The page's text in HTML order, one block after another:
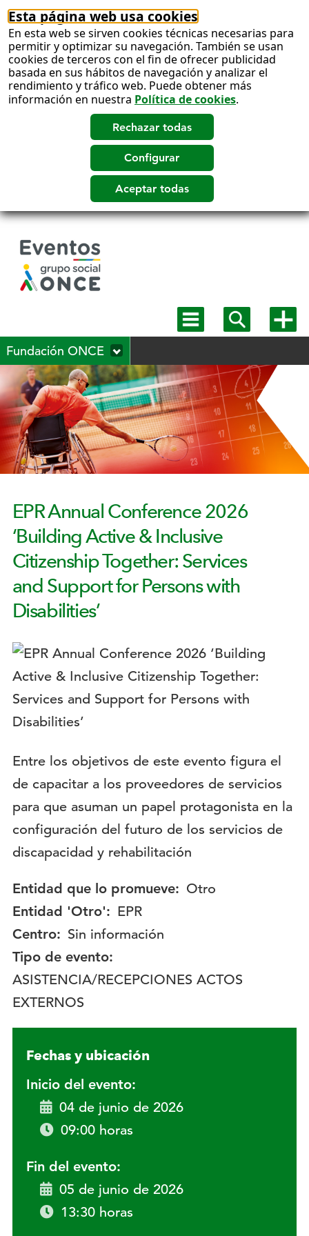
Esta página web usa cookies
En esta web se sirven cookies técnicas necesarias para
permitir y optimizar su navegación. También se usan
cookies de terceros con el fin de ofrecer publicidad
basada en sus hábitos de navegación y analizar el
rendimiento y tráfico web. Puede obtener más
información en nuestra Política de cookies.
Mostrar
menú
Mostrar
buscadormás
Fundación ONCE
EPR Annual Conference 2026
‘Building Active & Inclusive
Citizenship Together: Services
and Support for Persons with
Disabilities’
Logotipo:
Descripción:
Entre los objetivos de este evento figura el
de capacitar a los proveedores de servicios
para que asuman un papel protagonista en la
configuración del futuro de los servicios de
discapacidad y rehabilitación
Entidad que lo promueve: Otro
Entidad 'Otro': EPR
Centro: Sin información
Tipo de evento:
ASISTENCIA/RECEPCIONES ACTOS
EXTERNOS
Fechas y ubicación
Inicio del evento:
04 de junio de 2026
09:00 horas
Fin del evento:
05 de junio de 2026
13:30 horas